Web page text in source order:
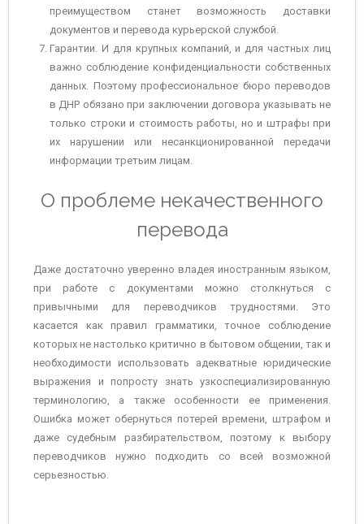
преимуществом станет возможность доставки
документов и перевода курьерской службой.
Гарантии. И для крупных компаний, и для частных лиц
важно соблюдение конфиденциальности собственных
данных. Поэтому профессиональное бюро переводов
в ДНР обязано при заключении договора указывать не
только строки и стоимость работы, но и штрафы при
их нарушении или несанкционированной передачи
информации третьим лицам.
О проблеме некачественного
перевода
Даже достаточно уверенно владея иностранным языком,
при работе с документами можно столкнуться с
привычными для переводчиков трудностями. Это
касается как правил грамматики, точное соблюдение
которых не настолько критично в бытовом общении, так и
необходимости использовать адекватные юридические
выражения и попросту знать узкоспециализированную
терминологию, а также особенности ее применения.
Ошибка может обернуться потерей времени, штрафом и
даже судебным разбирательством, поэтому к выбору
переводчиков нужно подходить со всей возможной
серьезностью.